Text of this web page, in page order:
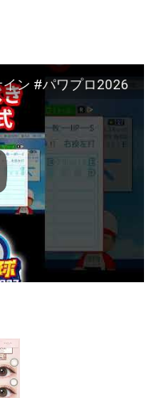
ン #パワプロ2026